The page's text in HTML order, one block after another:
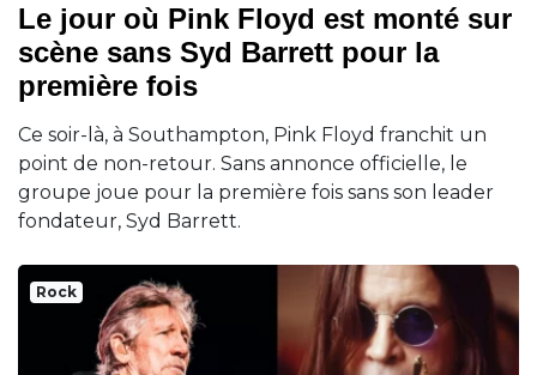
Le jour où Pink Floyd est monté sur
scène sans Syd Barrett pour la
première fois
Ce soir-là, à Southampton, Pink Floyd franchit un
point de non-retour. Sans annonce officielle, le
groupe joue pour la première fois sans son leader
fondateur, Syd Barrett.
Rock